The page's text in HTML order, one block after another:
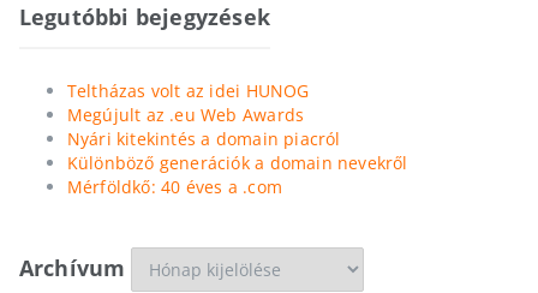
Legutóbbi bejegyzések
Teltházas volt az idei HUNOG
Megújult az .eu Web Awards
Nyári kitekintés a domain piacról
Különböző generációk a domain nevekről
Mérföldkő: 40 éves a .com
Archívum